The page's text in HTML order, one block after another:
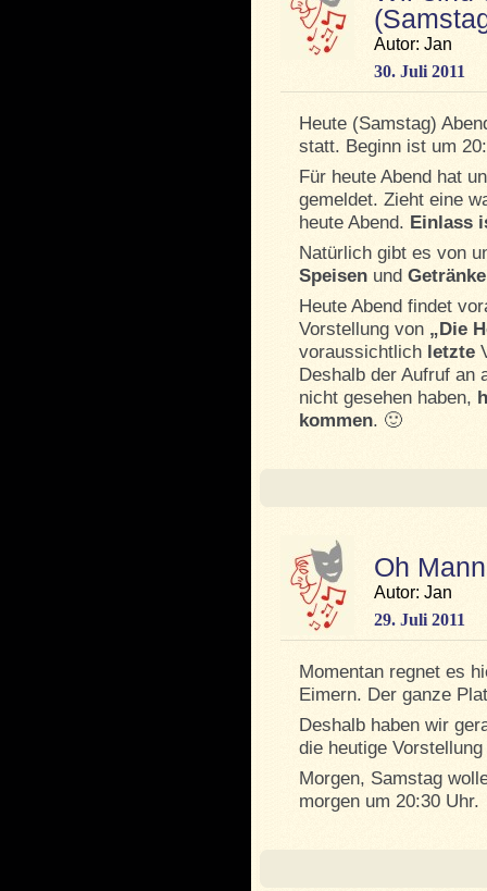
Autor: Jan
30. Juli 2011
Heute (Samstag)
statt. Beginn ist um
Für heute Abend hat
gemeldet. Zieht eine
heute Abend. Einlass
Natürlich gibt es von
Speisen und Getränke
Heute Abend findet
Vorstellung von „Die
voraussichtlich letzte
Deshalb der Aufruf an
nicht gesehen haben,
kommen. 🙂
Oh
Autor: Jan
29. Juli 2011
Momentan regnet es
Eimern. Der ganze
Deshalb haben wir
die heutige
Morgen, Samstag
morgen um 20:30 Uhr.